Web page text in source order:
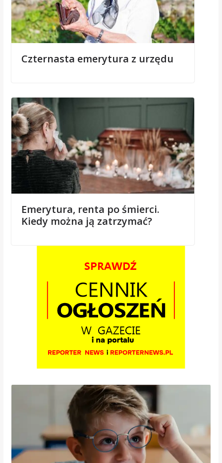
Czternasta emerytura z urzędu
Emerytura, renta po śmierci.
Kiedy można ją zatrzymać?